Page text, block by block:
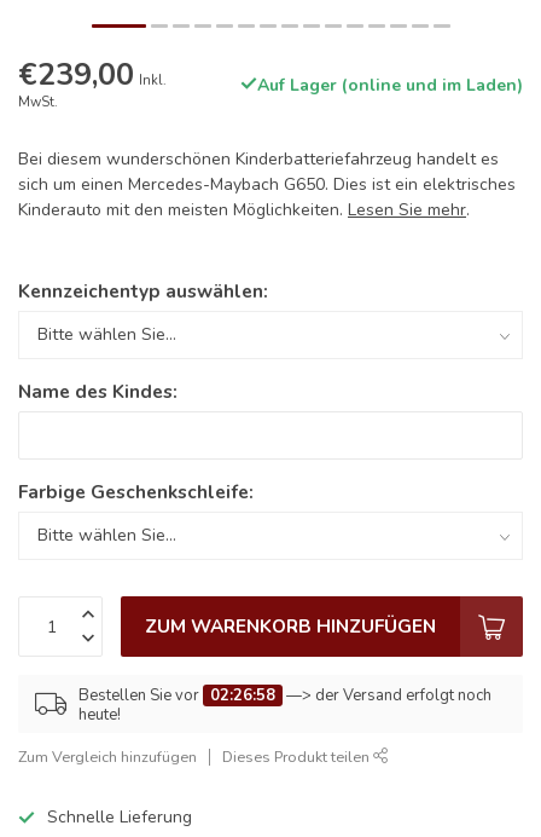
€239,00 Inkl.
MwSt.
Auf Lager (online und im Laden)
Bei diesem wunderschönen Kinderbatteriefahrzeug handelt es
sich um einen Mercedes-Maybach G650. Dies ist ein elektrisches
Kinderauto mit den meisten Möglichkeiten. Lesen Sie mehr.
Kennzeichentyp auswählen:
Name des Kindes:
Farbige Geschenkschleife:
ZUM WARENKORB HINZUFÜGEN
Bestellen Sie vor 02:26:58 —> der Versand erfolgt noch
heute!
Zum Vergleich hinzufügen Dieses Produkt teilen
Schnelle Lieferung